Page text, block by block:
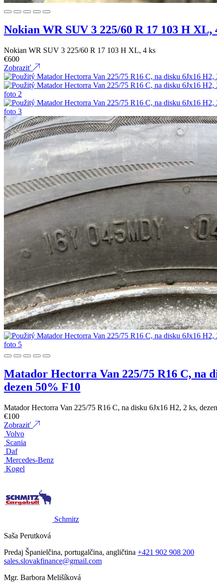
Nokian WR SUV 3 225/60 R 17 103 H XL,
Nokian WR SUV 3 225/60 R 17 103 H XL, 4 ks
€600
Zobraziť
Matador Hectorra Van 225/75 R16 C, na
dezen 50% F10
Matador Hectorra Van 225/75 R16 C, na disku 6Jx16 H2, 2 ks,
€100
Zobraziť
Volvo
Scania
Daf
Mercedes-Benz
Kogel
Schmitz
Saša Perutková
Predaj Španielčina, portugalčina, angličtina +421 902 908 200
sales.slovakfinance@gmail.com
Mgr. Barbora Melišíková